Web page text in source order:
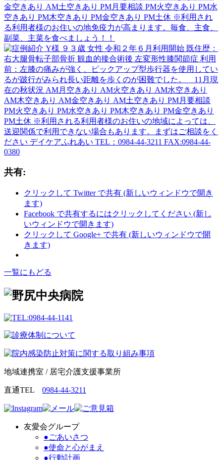
共有:
クリックして Twitter で共有 (新しいウィンドウで開き
ます)
Facebook で共有するにはクリックしてください (新し
いウィンドウで開きます)
クリックして Google+ で共有 (新しいウィンドウで開
きます)
一覧にもどる
地域連携室 / 居宅介護支援事業所
直通TEL 0984-44-3211
友愛会グループ
●ごあいさつ
●使命と心がまえ
●行動計画